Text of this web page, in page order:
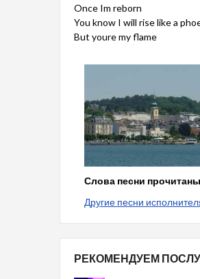
Once Im reborn
You know I will rise like a
But youre my flame
Слова песни
Другие песни
РЕКОМЕНДУЕМ